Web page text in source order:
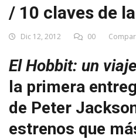
/ 10 claves de
Dic 12, 2012 00
El Hobbit: un
la primera
de Peter
estrenos que